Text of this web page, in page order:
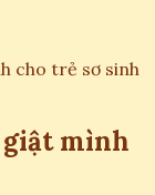
cho trẻ sơ sinh
mình